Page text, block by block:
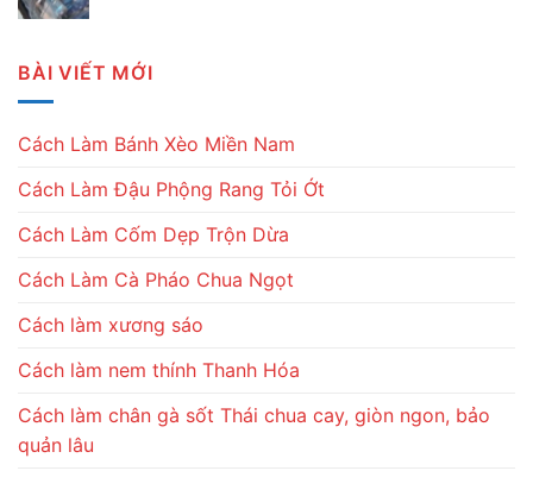
BÀI VIẾT MỚI
Cách Làm Bánh Xèo Miền Nam
Cách Làm Đậu Phộng Rang Tỏi Ớt
Cách Làm Cốm Dẹp Trộn Dừa
Cách Làm Cà Pháo Chua Ngọt
Cách làm xương sáo
Cách làm nem thính Thanh Hóa
Cách làm chân gà sốt Thái chua cay, giòn ngon, bảo
quản lâu